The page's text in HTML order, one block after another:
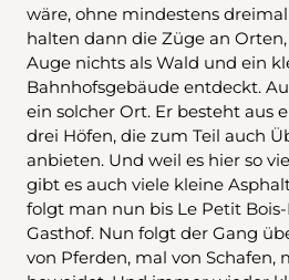
wäre, ohne mindestens
halten dann die Züge an
Auge nichts als Wald und ein
Bahnhofsgebäude entdeckt.
ein solcher Ort. Er besteht aus
drei Höfen, die zum Teil auch
anbieten. Und weil es hier so
gibt es auch viele kleine
folgt man nun bis Le Petit
Gasthof. Nun folgt der Gang
von Pferden, mal von Schafen,